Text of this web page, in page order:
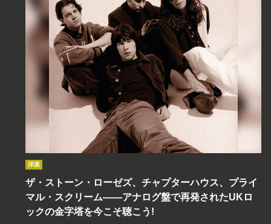
洋楽
ザ・ストーン・ローゼズ、チャプターハウス、プライ
マル・スクリーム――アナログ盤で再発されたUKロ
ックの金字塔を今こそ聴こう!